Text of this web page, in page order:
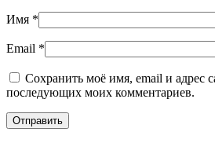
Имя *
Email *
Сохранить моё имя, email и адрес
последующих моих комментариев.